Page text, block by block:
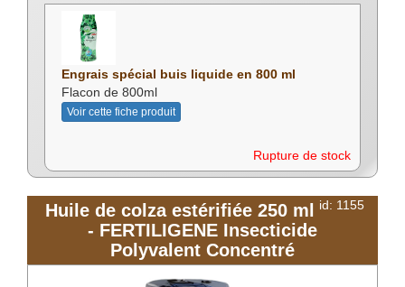
Engrais spécial buis liquide en 800 ml
Flacon de 800ml
Voir cette fiche produit
Rupture de stock
id: 1155
Huile de colza estérifiée 250 ml
- FERTILIGENE Insecticide
Polyvalent Concentré